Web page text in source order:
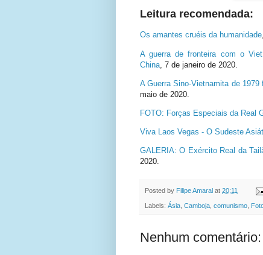
Leitura recomendada:
Os amantes cruéis da humanidade
A guerra de fronteira com o
China 7 de janeiro de 2020.
A Guerra Sino-Vietnamita de
maio de 2020.
FOTO: Forças Especiais da Real
Viva Laos Vegas - O Sudeste
GALERIA: O Exército Real da
2020.
Posted by Filipe Amaral at 20:11
Labels: Ásia Camboja comunismo
Nenhum comentário: